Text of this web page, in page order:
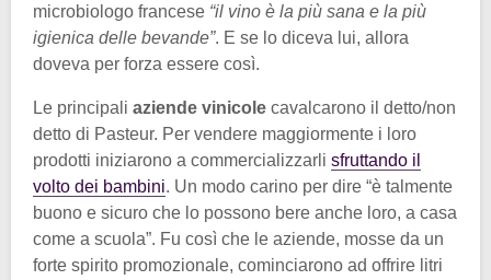
microbiologo francese “il vino è la più sana e la più
igienica delle bevande”. E se lo diceva lui, allora
doveva per forza essere così.
Le principali aziende vinicole cavalcarono il detto/non
detto di Pasteur. Per vendere maggiormente i loro
prodotti iniziarono a commercializzarli sfruttando il
volto dei bambini. Un modo carino per dire “è talmente
buono e sicuro che lo possono bere anche loro, a casa
come a scuola”. Fu così che le aziende, mosse da un
forte spirito promozionale, cominciarono ad offrire litri